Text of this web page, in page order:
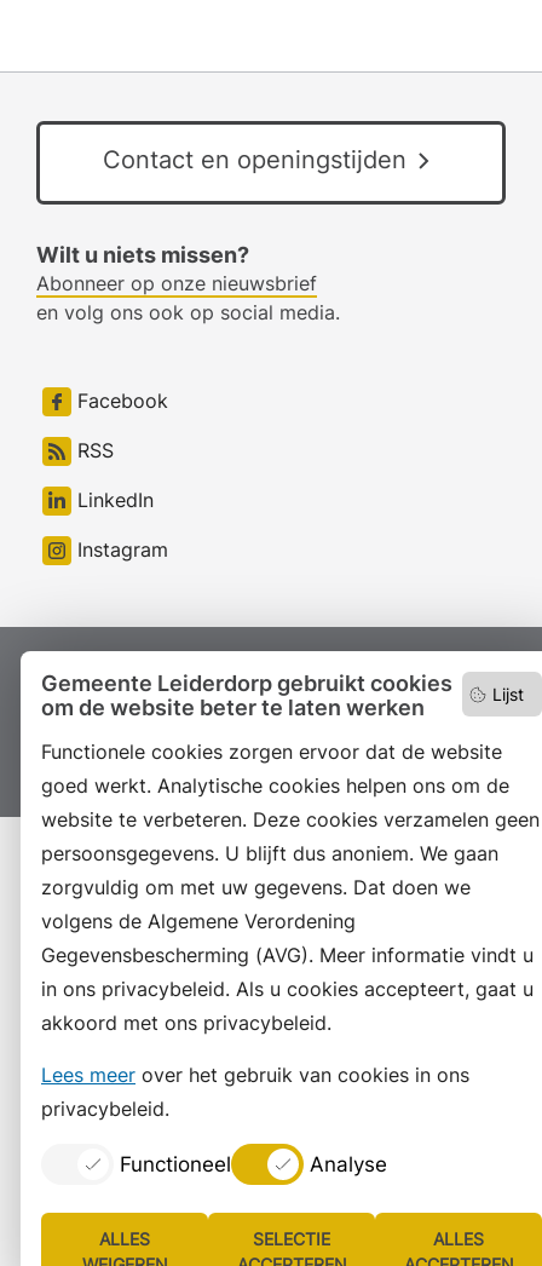
Lijst
Gemeente Leiderdorp gebruikt cookies
om de website beter te laten werken
Functionele cookies zorgen ervoor dat de website
goed werkt. Analytische cookies helpen ons om de
website te verbeteren. Deze cookies verzamelen geen
persoonsgegevens. U blijft dus anoniem. We gaan
zorgvuldig om met uw gegevens. Dat doen we
volgens de Algemene Verordening
Gegevensbescherming (AVG). Meer informatie vindt u
in ons privacybeleid. Als u cookies accepteert, gaat u
akkoord met ons privacybeleid.
Lees meer over het gebruik van cookies in ons
privacybeleid.
Functioneel Analyse
ALLES
SELECTIE
ALLES
Contact en openingstijden
Wilt u niets missen?
Abonneer op onze nieuwsbrief
en volg ons ook op social media.
Facebook
RSS
LinkedIn
Instagram
Proclaimer Colofon
Toegankelijkheid
Sitemap
Privacyverklaring
Servicenormen
Suggesties
Archief Vacatures